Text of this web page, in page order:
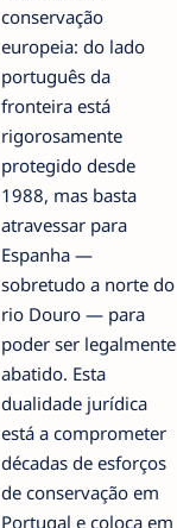
conservação
europeia: do lado
português da
fronteira está
rigorosamente
protegido desde
1988, mas basta
atravessar para
Espanha —
sobretudo a norte do
rio Douro — para
poder ser legalmente
abatido. Esta
dualidade jurídica
está a comprometer
décadas de esforços
de conservação em
Portugal e coloca em